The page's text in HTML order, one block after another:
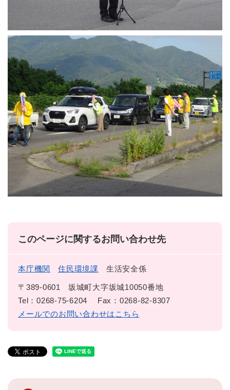
このページに関するお問い合わせ先
本庁機関 住民環境課 生活安全係
〒389-0601
坂城町大字坂城10050番地
Tel：0268-75-6204
Fax：0268-82-8307
メールでのお問い合わせはこちら